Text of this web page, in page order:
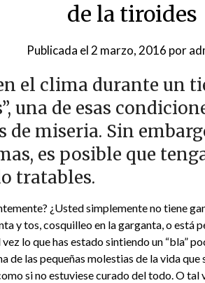
de la tiroides
Publicada el 2 marzo, 2016 por
el clima durante un
una de esas
de miseria. Sin
es posible que
tratables.
¿Usted simplemente no tiene
y tos, cosquilleo en la garganta, o está
lo que has estado sintiendo un “bla”
de las pequeñas molestias de la vida
si no estuviese curado del todo. O tal